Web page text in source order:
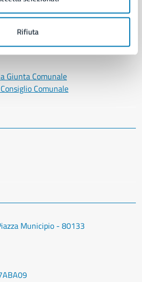
Rifiuta
Giunta Comunale
Comunale
Municipio - 80133